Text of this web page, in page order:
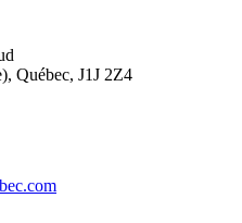
Québec, J1J 2Z4